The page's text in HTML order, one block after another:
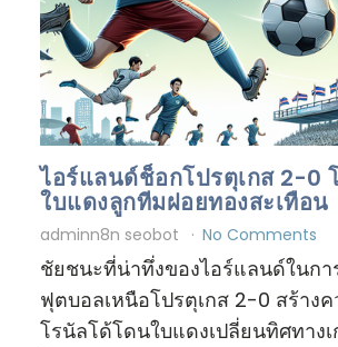
ไอร์แลนด์ช็อกโปรตุเกส 2-0
ใบแดงลูกทีมฝอยทองสะเทือน
adminn8n seobot No Comments
ชัยชนะที่น่าทึ่งของไอร์แลนด์ในก
ฟุตบอลเหนือโปรตุเกส 2-0 สร้าง
โรนัลโด้โดนใบแดงเปลี่ยนทิศทาง